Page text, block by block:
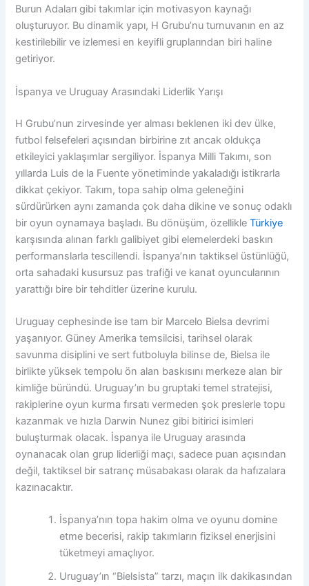
Burun Adaları gibi takımlar için motivasyon kaynağı
oluşturuyor. Bu dinamik yapı, H Grubu’nu turnuvanın en az
kestirilebilir ve izlemesi en keyifli gruplarından biri haline
getiriyor.
İspanya ve Uruguay Arasındaki Liderlik Yarışı
H Grubu’nun zirvesinde yer alması beklenen iki dev ülke,
futbol felsefeleri açısından birbirine zıt ancak oldukça
etkileyici yaklaşımlar sergiliyor. İspanya Milli Takımı, son
yıllarda Luis de la Fuente yönetiminde yakaladığı istikrarla
dikkat çekiyor. Takım, topa sahip olma geleneğini
sürdürürken aynı zamanda çok daha dikine ve sonuç odaklı
bir oyun oynamaya başladı. Bu dönüşüm, özellikleTürkiye
karşısında alınan farklı galibiyet gibi elemelerdeki baskın
performanslarla tescillendi. İspanya’nın taktiksel üstünlüğü,
orta sahadaki kusursuz pas trafiği ve kanat oyuncularının
yarattığı bire bir tehditler üzerine kurulu.
Uruguay cephesinde ise tam bir Marcelo Bielsa devrimi
yaşanıyor. Güney Amerika temsilcisi, tarihsel olarak
savunma disiplini ve sert futboluyla bilinse de, Bielsa ile
birlikte yüksek tempolu ön alan baskısını merkeze alan bir
kimliğe büründü. Uruguay’ın bu gruptaki temel stratejisi,
rakiplerine oyun kurma fırsatı vermeden şok preslerle topu
kazanmak ve hızla Darwin Nunez gibi bitirici isimleri
buluşturmak olacak. İspanya ile Uruguay arasında
oynanacak olan grup liderliği maçı, sadece puan açısından
değil, taktiksel bir satranç müsabakası olarak da hafızalara
kazınacaktır.
İspanya’nın topa hakim olma ve oyunu domine
etme becerisi, rakip takımların fiziksel enerjisini
tüketmeyi amaçlıyor.
Uruguay’ın “Bielsista” tarzı, maçın ilk dakikasından